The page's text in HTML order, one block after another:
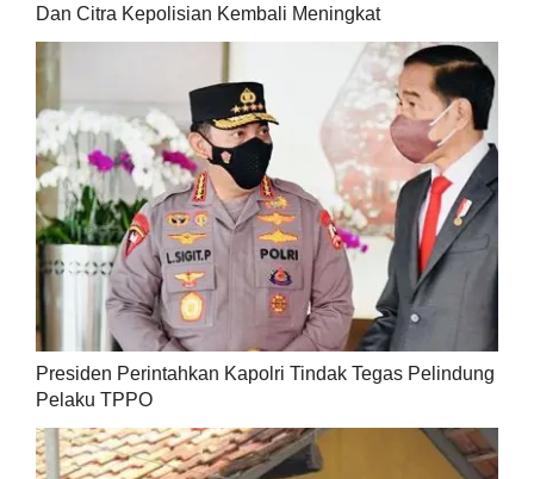
Dan Citra Kepolisian Kembali Meningkat
Presiden Perintahkan Kapolri Tindak Tegas Pelindung
Pelaku TPPO